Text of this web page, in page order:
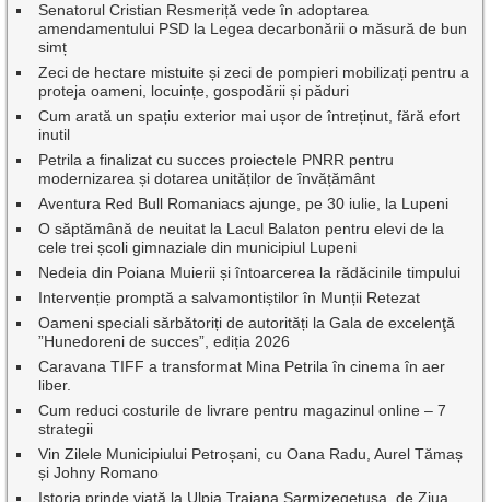
Senatorul Cristian Resmeriță vede în adoptarea
amendamentului PSD la Legea decarbonării o măsură de bun
simț
Zeci de hectare mistuite și zeci de pompieri mobilizați pentru a
proteja oameni, locuințe, gospodării și păduri
Cum arată un spațiu exterior mai ușor de întreținut, fără efort
inutil
Petrila a finalizat cu succes proiectele PNRR pentru
modernizarea și dotarea unităților de învățământ
Aventura Red Bull Romaniacs ajunge, pe 30 iulie, la Lupeni
O săptămână de neuitat la Lacul Balaton pentru elevi de la
cele trei școli gimnaziale din municipiul Lupeni
Nedeia din Poiana Muierii și întoarcerea la rădăcinile timpului
Intervenție promptă a salvamontiștilor în Munții Retezat
Oameni speciali sărbătoriți de autorități la Gala de excelenţă
”Hunedoreni de succes”, ediția 2026
Caravana TIFF a transformat Mina Petrila în cinema în aer
liber.
Cum reduci costurile de livrare pentru magazinul online – 7
strategii
Vin Zilele Municipiului Petroșani, cu Oana Radu, Aurel Tămaș
și Johny Romano
Istoria prinde viață la Ulpia Traiana Sarmizegetusa, de Ziua